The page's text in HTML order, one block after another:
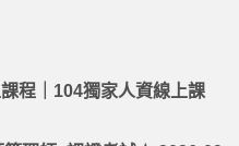
程｜104獨家人資線上課